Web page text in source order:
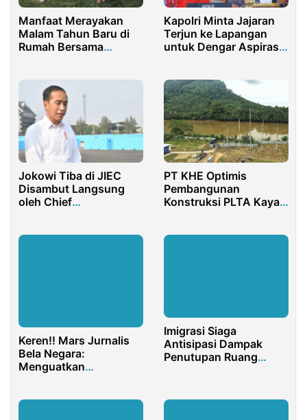
Manfaat Merayakan
Malam Tahun Baru di
Rumah Bersama
Kapolri Minta Jajaran
Terjun ke Lapangan
untuk Dengar Aspirasi
Jokowi Tiba di JIEC
Disambut Langsung
oleh Chief
PT KHE Optimis
Pembangunan
Konstruksi PLTA Kayan
Keren!! Mars Jurnalis
Bela Negara:
Menguatkan
Bangsa
Imigrasi Siaga
Antisipasi Dampak
Penutupan Ruang